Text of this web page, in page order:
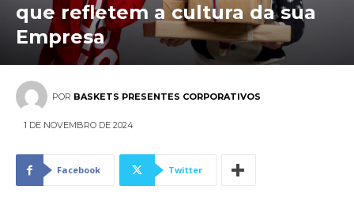
que refletem a cultura da sua
Empresa
POR BASKETS PRESENTES CORPORATIVOS
1 DE NOVEMBRO DE 2024
Facebook Twitter